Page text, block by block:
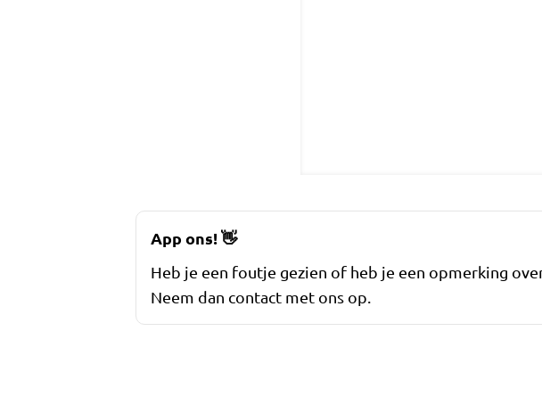
App ons!👋
Heb je een foutje gezien of heb je een opmerking
Neem dan contact met ons op.